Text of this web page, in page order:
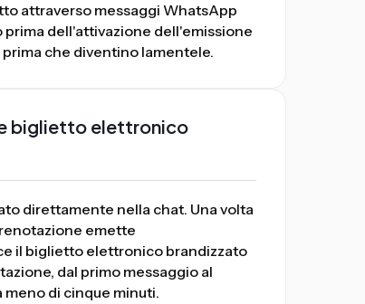
attraverso messaggi WhatsApp
dell'attivazione dell'emissione
che diventino lamentele.
biglietto elettronico
direttamente nella chat. Una volta
emette
il biglietto elettronico brandizzato
dal primo messaggio al
di cinque minuti.